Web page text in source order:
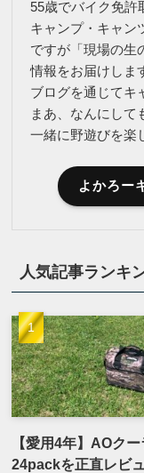
55歳でバイク免許
キャンプ・キャ
ですが「現場の生
情報をお届けしま
ブログを通じてキ
まあ、なんにして
一緒に野遊びを楽
よかろー
人気記事ランキ
【愛用4年】AOク
24packを正直レビ